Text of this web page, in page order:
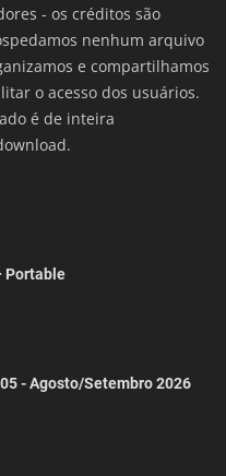
- os créditos são
nenhum arquivo
e compartilhamos
o acesso dos usuários.
é de inteira
Portable
- Agosto/Setembro 2026